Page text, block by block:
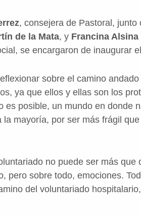
, consejera de Pastoral,
de la Mata, y Francina Alsina
se encargaron de inaugurar el
sobre el camino
ya que ellos y ellas son los
posible, un mundo en donde
mayoría, por ser más frágil
no puede ser más que
pero sobre todo, emociones.
del voluntariado